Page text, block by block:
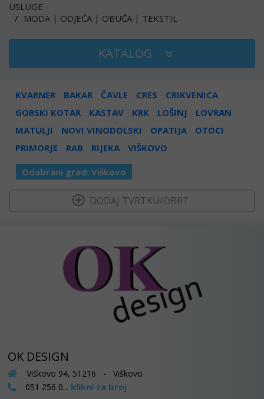
USLUGE
MODA | ODJEĆA | OBUĆA | TEKSTIL
KATALOG
KVARNER BAKAR ČAVLE CRES
CRIKVENICA
GORSKI KOTAR
KASTAV KRK LOŠINJ
LOVRAN
MATULJI
NOVI VINODOLSKI OPATIJA
OTOCI
PRIMORJE
RAB RIJEKA VIŠKOVO
Odabrani grad: Viškovo
DODAJ TVRTKU/OBRT
OK DESIGN
Viškovo 94, 51216 - Viškovo
051 256 0... klikni za broj